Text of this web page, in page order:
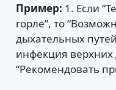
Пример: 1. Если
горле”, то
дыхательных
инфекция верхних
“Рекомендовать